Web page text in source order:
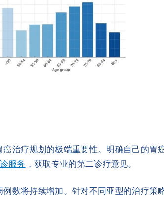
治疗规划的极端重要性。明确自己的
服务 ，获取专业的第二诊疗意见。
数将持续增加。针对不同亚型的治疗策